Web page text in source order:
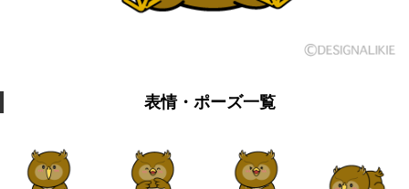
表情・ポーズ一覧